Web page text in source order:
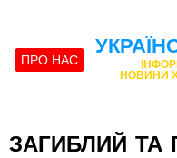
ПРО НАС
НОВИНИ
ЗАГИБЛИЙ ТА